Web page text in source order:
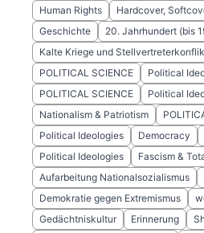
Human Rights
Hardcover,
Geschichte
20. Jahrhundert (bis
Kalte Kriege und
POLITICAL SCIENCE
Political
POLITICAL SCIENCE
Political
Nationalism & Patriotism
Political Ideologies
Democracy
Political Ideologies
Fascism &
Aufarbeitung Nationalsozialismus
Demokratie gegen Extremismus
Gedächtniskultur
Erinnerung